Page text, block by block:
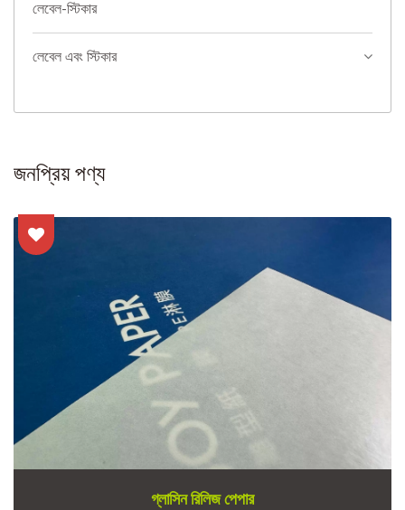
লেবেল-স্টিকার
লেবেল এবং স্টিকার
জনপ্রিয় পণ্য
গ্লাসিন রিলিজ পেপার